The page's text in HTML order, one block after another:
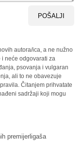
POŠALJI
autora/ica, a ne nužno
i neće odgovarati za
psovanja i vulgaran
ali to ne obavezuje
Čitanjem prihvatate
sadržaji koji mogu
premijerligaša